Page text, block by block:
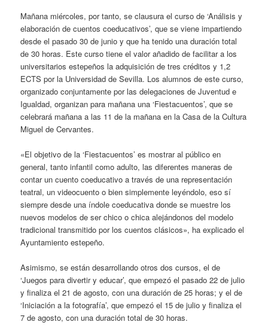
Mañana miércoles, por tanto, se clausura el curso de ‘Análisis y
elaboración de cuentos coeducativos’, que se viene impartiendo
desde el pasado 30 de junio y que ha tenido una duración total
de 30 horas. Este curso tiene el valor añadido de facilitar a los
universitarios estepeños la adquisición de tres créditos y 1,2
ECTS por la Universidad de Sevilla. Los alumnos de este curso,
organizado conjuntamente por las delegaciones de Juventud e
Igualdad, organizan para mañana una ‘Fiestacuentos’, que se
celebrará mañana a las 11 de la mañana en la Casa de la Cultura
Miguel de Cervantes.
«El objetivo de la ‘Fiestacuentos’ es mostrar al público en
general, tanto infantil como adulto, las diferentes maneras de
contar un cuento coeducativo a través de una representación
teatral, un videocuento o bien simplemente leyéndolo, eso sí
siempre desde una índole coeducativa donde se muestre los
nuevos modelos de ser chico o chica alejándonos del modelo
tradicional transmitido por los cuentos clásicos», ha explicado el
Ayuntamiento estepeño.
Asimismo, se están desarrollando otros dos cursos, el de
‘Juegos para divertir y educar’, que empezó el pasado 22 de julio
y finaliza el 21 de agosto, con una duración de 25 horas; y el de
‘Iniciación a la fotografía’, que empezó el 15 de julio y finaliza el
7 de agosto, con una duración total de 30 horas.